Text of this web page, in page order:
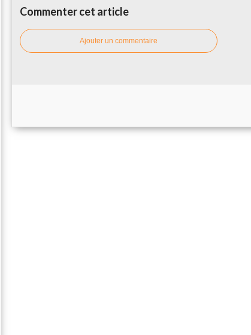
Commenter cet article
Ajouter un commentaire